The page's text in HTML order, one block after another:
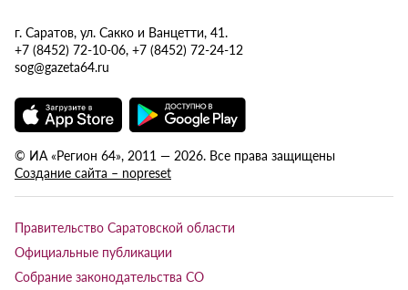
г. Саратов, ул. Сакко и Ванцетти, 41.
+7 (8452) 72-10-06, +7 (8452) 72-24-12
sog@gazeta64.ru
© ИА «Регион 64», 2011 — 2026. Все права защищены
Создание сайта – nopreset
Правительство Саратовской области
Официальные публикации
Собрание законодательства СО